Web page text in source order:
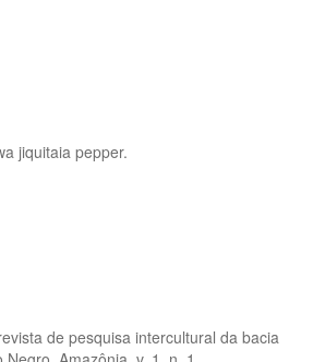
jiquitaia pepper.
de pesquisa intercultural da bacia